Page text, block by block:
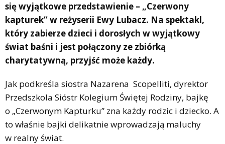
się wyjątkowe przedstawienie – „Czerwony
kapturek” w reżyserii Ewy Lubacz. Na spektakl,
który zabierze dzieci i dorosłych w wyjątkowy
świat baśni i jest połączony ze zbiórką
charytatywną, przyjść może każdy.
Jak podkreśla siostra Nazarena Scopelliti, dyrektor
Przedszkola Sióstr Kolegium Świętej Rodziny, bajkę
o „Czerwonym Kapturku” zna każdy rodzic i dziecko. A
to właśnie bajki delikatnie wprowadzają maluchy
w realny świat.